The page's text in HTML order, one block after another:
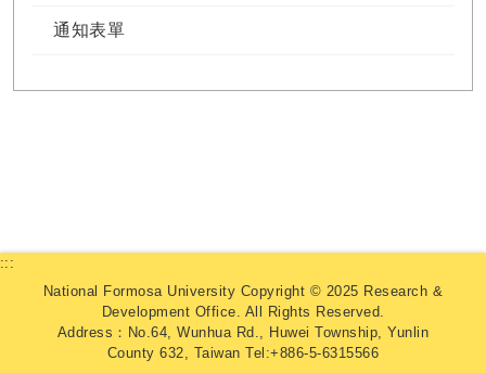
通知表單
:::
National Formosa University Copyright © 2025 Research &
Development Office. All Rights Reserved.
Address：No.64, Wunhua Rd., Huwei Township, Yunlin
County 632, Taiwan Tel:+886-5-6315566